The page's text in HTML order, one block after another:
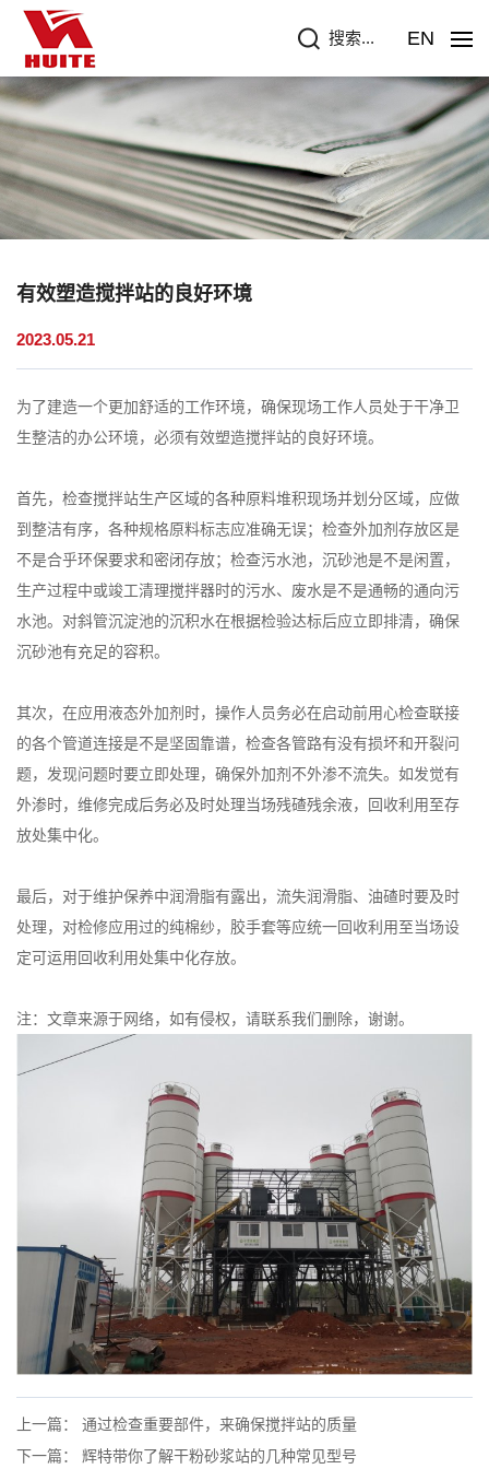
EN
搜索...
有效塑造搅拌站的良好环境
2023.05.21
为了建造一个更加舒适的工作环境，确保现场工作人员处于干净卫
生整洁的办公环境，必须有效塑造搅拌站的良好环境。
首先，检查搅拌站生产区域的各种原料堆积现场并划分区域，应做
到整洁有序，各种规格原料标志应准确无误；检查外加剂存放区是
不是合乎环保要求和密闭存放；检查污水池，沉砂池是不是闲置，
生产过程中或竣工清理搅拌器时的污水、废水是不是通畅的通向污
水池。对斜管沉淀池的沉积水在根据检验达标后应立即排清，确保
沉砂池有充足的容积。
其次，在应用液态外加剂时，操作人员务必在启动前用心检查联接
的各个管道连接是不是坚固靠谱，检查各管路有没有损坏和开裂问
题，发现问题时要立即处理，确保外加剂不外渗不流失。如发觉有
外渗时，维修完成后务必及时处理当场残碴残余液，回收利用至存
放处集中化。
最后，对于维护保养中润滑脂有露出，流失润滑脂、油碴时要及时
处理，对检修应用过的纯棉纱，胶手套等应统一回收利用至当场设
定可运用回收利用处集中化存放。
注：文章来源于网络，如有侵权，请联系我们删除，谢谢。
上一篇： 通过检查重要部件，来确保搅拌站的质量
下一篇： 辉特带你了解干粉砂浆站的几种常见型号